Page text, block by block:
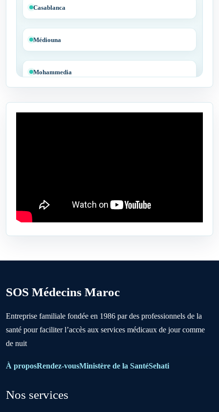
Casablanca
Médiouna
Mohammedia
Tit Mellil
Ben Ahmed
Boujniba
Boulanouare
Bouznika
Deroua
SOS Médecins Maroc
Entreprise familiale fondée en 1986 par des professionnels de la
santé pour faciliter l’accès aux services médicaux de jour comme
de nuit
À proposRendez-vousMinistère de la SantéSehati
Nos services